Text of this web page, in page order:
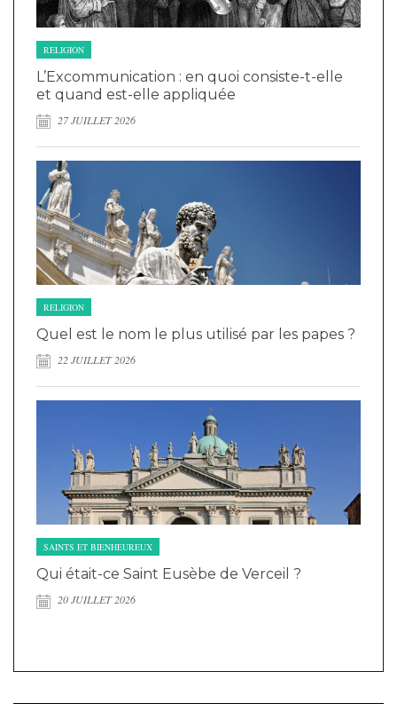
RELIGION
L’Excommunication : en quoi consiste-t-elle
et quand est-elle appliquée
27 JUILLET 2026
RELIGION
Quel est le nom le plus utilisé par les papes ?
22 JUILLET 2026
SAINTS ET BIENHEUREUX
Qui était-ce Saint Eusèbe de Verceil ?
20 JUILLET 2026